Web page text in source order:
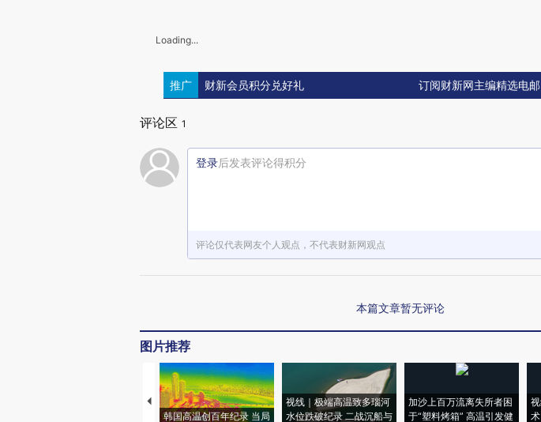
Loading...
推广 财新会员积分兑好礼 订阅财新网主编精选电邮
评论区 1
登录后发表评论得积分
评论仅代表网友个人观点，不代表财新网观点
本篇文章暂无评论
图片推荐
韩国高温创百年纪录 当局
视线｜极端高温致多瑙河
水位跌破纪录 二战沉船与
加沙上百万流离失所者困
于“塑料烤箱” 高温引发健